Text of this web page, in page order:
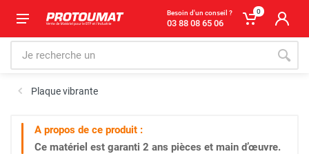
Besoin d'un conseil ?
03 88 08 65 06
0
Plaque vibrante
A propos de ce produit :
Ce matériel est garanti 2 ans pièces et main d’œuvre.